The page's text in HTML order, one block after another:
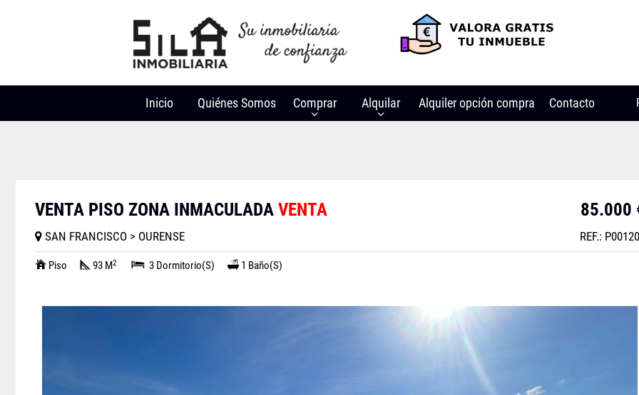
Inicio Quiénes Somos Comprar Alquilar Alquiler opción compra Contacto
VENTA PISO ZONA INMACULADAVENTA 85.000
SAN FRANCISCO > OURENSE REF.:
Piso 93 M2 3 Dormitorio(s) 1 Baño(s)